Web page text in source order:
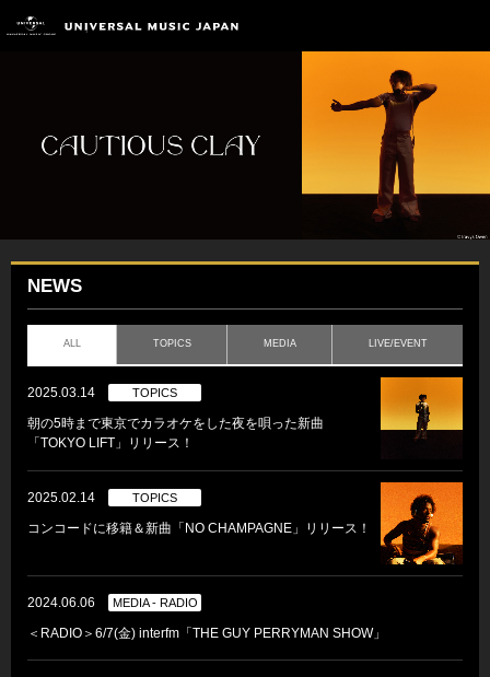
NEWS
ALL TOPICS MEDIA LIVE/EVENT
2025.03.14 TOPICS
朝の5時まで東京でカラオケをした夜を唄った新曲
「TOKYO LIFT」リリース！
2025.02.14 TOPICS
コンコードに移籍＆新曲「NO CHAMPAGNE」リリース！
2024.06.06 MEDIA - RADIO
＜RADIO＞6/7(金) interfm「THE GUY PERRYMAN SHOW」